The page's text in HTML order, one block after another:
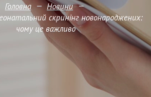
Головна — Новини —
скринінг новонароджених:
чому це важливо